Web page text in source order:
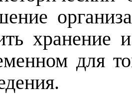
хранение
для